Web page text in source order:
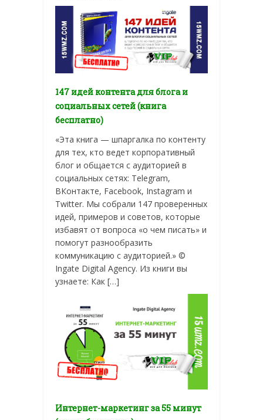
147 идей контента для блога и
социальных сетей (книга
бесплатно)
«Эта книга — шпаргалка по контенту
для тех, кто ведет корпоративный
блог и общается с аудиторией в
социальных сетях: Telegram,
ВКонтакте, Facebook, Instagram и
Twitter. Мы собрали 147 проверенных
идей, примеров и советов, которые
избавят от вопроса «о чем писать» и
помогут разнообразить
коммуникацию с аудиторией.» ©
Ingate Digital Agency. Из книги вы
узнаете: Как […]
Интернет-маркетинг за 55 минут